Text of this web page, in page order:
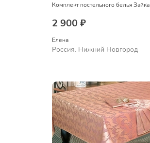
Комплект постельного белья Зайка
2 900 ₽
Елена
Россия, Нижний Новгород